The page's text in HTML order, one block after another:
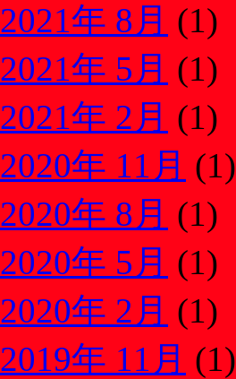
2021年 8月 (1)
2021年 5月 (1)
2021年 2月 (1)
2020年 11月 (1)
2020年 8月 (1)
2020年 5月 (1)
2020年 2月 (1)
2019年 11月 (1)